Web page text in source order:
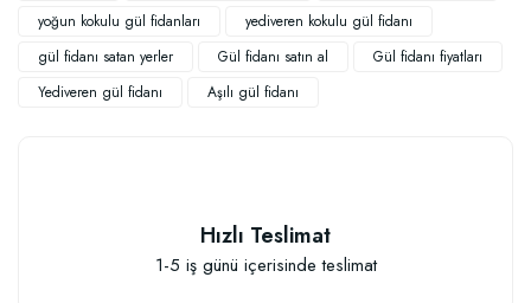
yoğun kokulu gül fidanları
yediveren kokulu gül fidanı
gül fidanı satan yerler
Gül fidanı satın al
Gül fidanı fiyatları
Yediveren gül fidanı
Aşılı gül fidanı
Hızlı Teslimat
1-5 iş günü içerisinde teslimat